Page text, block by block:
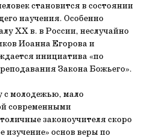
становится в состоянии
научения. Особенно
ХХ в. в России, неслучайно
Иоанна Егорова и
инициатива «по
Закона Божьего».
с молодежью, мало
современными
законоучителя скоро
изучение» основ веры по